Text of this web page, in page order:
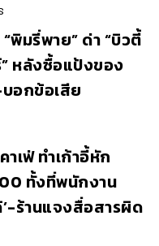
พิมรี่พาย” ด่า “บิวตี้
หลังซื้อแป้งของ
บอกข้อเสีย
าเฟ่ ทำเก้าอี้หัก
ทั้งที่พนักงาน
ร้านแจงสื่อสารผิด